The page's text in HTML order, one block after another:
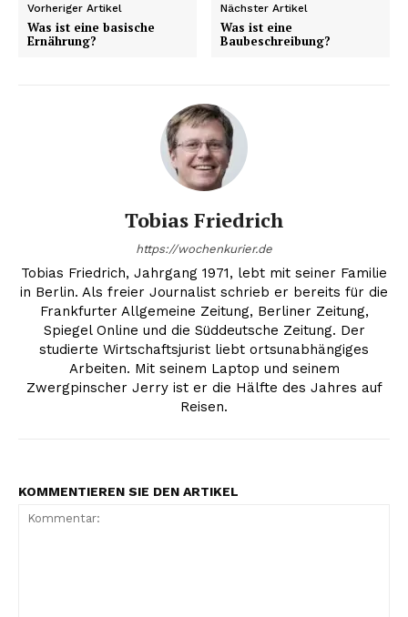
Vorheriger Artikel
Was ist eine basische
Ernährung?
Nächster Artikel
Was ist eine
Baubeschreibung?
Tobias Friedrich
https://wochenkurier.de
Tobias Friedrich, Jahrgang 1971, lebt mit seiner Familie
in Berlin. Als freier Journalist schrieb er bereits für die
Frankfurter Allgemeine Zeitung, Berliner Zeitung,
Spiegel Online und die Süddeutsche Zeitung. Der
studierte Wirtschaftsjurist liebt ortsunabhängiges
Arbeiten. Mit seinem Laptop und seinem
Zwergpinscher Jerry ist er die Hälfte des Jahres auf
Reisen.
KOMMENTIEREN SIE DEN ARTIKEL